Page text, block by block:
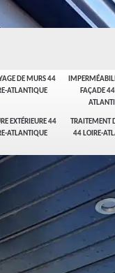
DE MURS 44
ATLANTIQUE
FAÇADE
EXTÉRIEURE 44
ATLANTIQUE
TRAITEMENT
44 LOIRE-